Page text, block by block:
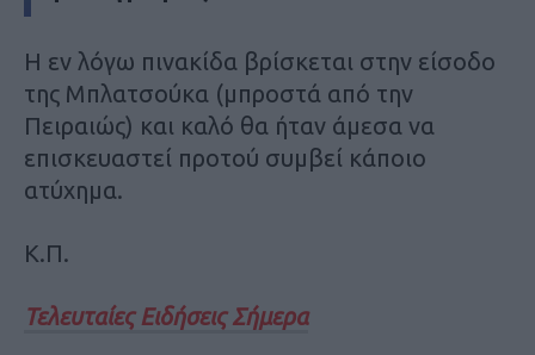
Η εν λόγω πινακίδα βρίσκεται στην είσοδο
της Μπλατσούκα (μπροστά από την
Πειραιώς) και καλό θα ήταν άμεσα να
επισκευαστεί προτού συμβεί κάποιο
ατύχημα.
Κ.Π.
Τελευταίες Ειδήσεις Σήμερα